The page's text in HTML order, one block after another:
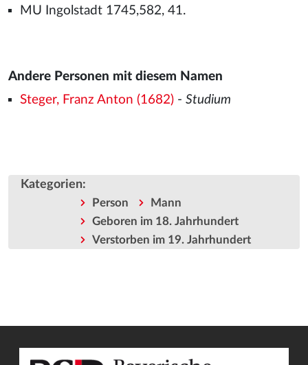
MU Ingolstadt 1745,582, 41.
Andere Personen mit diesem Namen
Steger, Franz Anton (1682)- Studium
Kategorien:
Person
Mann
Geboren im 18. Jahrhundert
Verstorben im 19. Jahrhundert